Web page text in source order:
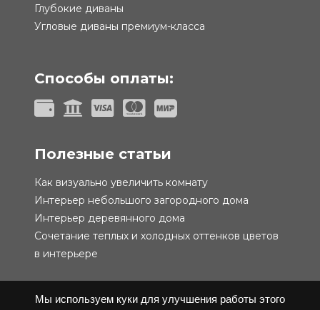
Мы используем куки для улучшения работы этого
Глубокие диваны
Угловые диваны премиум-класса
Способы оплаты:
Полезные статьи
Как визуально увеличить комнату
Интерьер небольшого загородного дома
Интерьер деревянного дома
Сочетание теплых и холодных оттенков цветов
в интерьере